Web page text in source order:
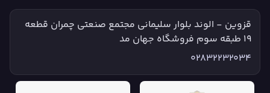
قزوین - الوند بلوار سلیمانی مجتمع صنعتی چمران قطعه
۱۹ طبقه سوم فروشگاه جهان مد
02832232034